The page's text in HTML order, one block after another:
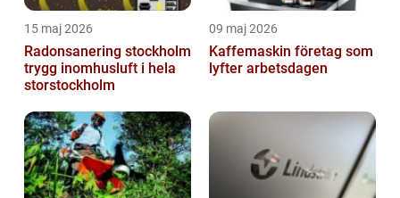
15 maj 2026
Radonsanering stockholm
trygg inomhusluft i hela
storstockholm
09 maj 2026
Kaffemaskin företag som
lyfter arbetsdagen